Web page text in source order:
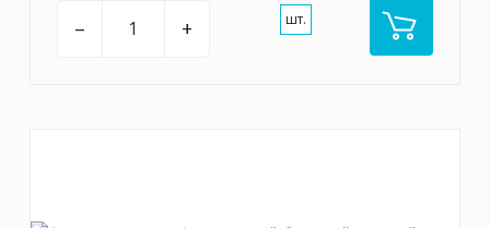
– + шт.